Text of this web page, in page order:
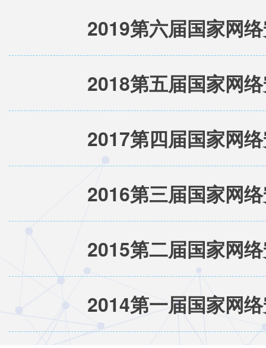
2019第六届国家网
2018第五届国家网
2017第四届国家网
2016第三届国家网
2015第二届国家网
2014第一届国家网